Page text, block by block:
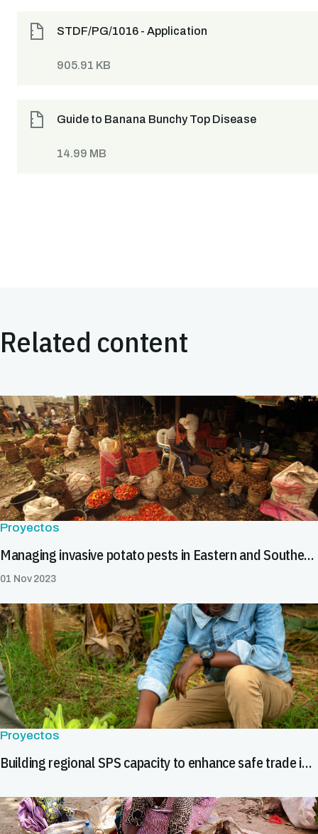
STDF/PG/1016 - Application
905.91 KB
Guide to Banana Bunchy Top Disease
14.99 MB
Related content
Proyectos
Managing invasive potato pests in Eastern and Southern Africa
01 Nov 2023
Proyectos
Building regional SPS capacity to enhance safe trade in roots, tubers and bananas in East Africa